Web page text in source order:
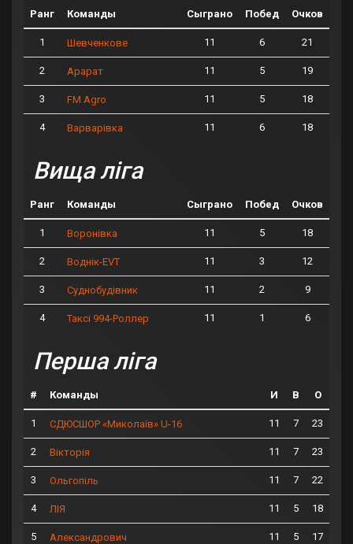
Ранг Команды Сыграно Побед Очков
1 Шевченкове 11 6 21
2 Арарат 11 5 19
3 FM Agro 11 5 18
4 Варварівка 11 6 18
Вища ліга
Ранг Команды Сыграно Побед Очков
1 Воронівка 11 5 18
2 Воднік-EVT 11 3 12
3 Суднобудівник 11 2 9
4 Таксі 994-Роллер 11 1 6
Перша ліга
# Команды И В О
1 СДЮСШОР «Миколаїв» U-16 11 7 23
2 Вікторія 11 7 23
3 Ольгопіль 11 7 22
4 ЛІЯ 11 5 18
5 Александрович 11 5 17